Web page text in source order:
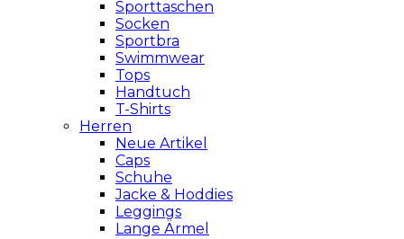
Sporttaschen
Socken
Sportbra
Swimmwear
Tops
Handtuch
T-Shirts
Herren
Neue Artikel
Caps
Schuhe
Jacke & Hoddies
Leggings
Lange Ärmel